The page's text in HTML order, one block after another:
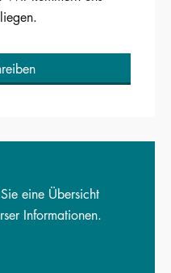
eine Übersicht
Informationen.